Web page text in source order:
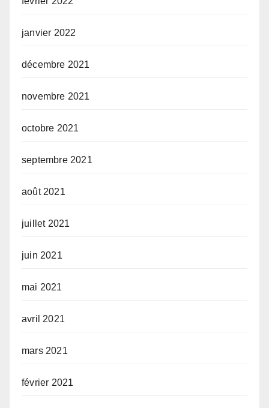
janvier 2022
décembre 2021
novembre 2021
octobre 2021
septembre 2021
août 2021
juillet 2021
juin 2021
mai 2021
avril 2021
mars 2021
février 2021